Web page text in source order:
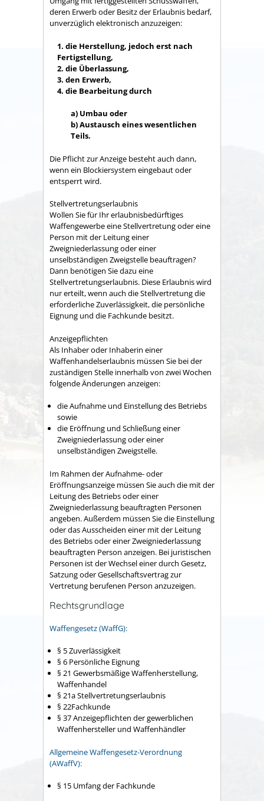
deren Erwerb oder Besitz der Erlaubnis bedarf,
unverzüglich elektronisch anzuzeigen:
1. die Herstellung, jedoch erst nach
Fertigstellung,
2. die Überlassung,
3. den Erwerb,
4. die Bearbeitung durch
a) Umbau oder
b) Austausch eines wesentlichen
Teils.
Die Pflicht zur Anzeige besteht auch dann,
wenn ein Blockiersystem eingebaut oder
entsperrt wird.
Stellvertretungserlaubnis
Wollen Sie für Ihr erlaubnisbedürftiges
Waffengewerbe eine Stellvertretung oder eine
Person mit der Leitung einer
Zweigniederlassung oder einer
unselbständigen Zweigstelle beauftragen?
Dann benötigen Sie dazu eine
Stellvertretungserlaubnis. Diese Erlaubnis wird
nur erteilt, wenn auch die Stellvertretung die
erforderliche Zuverlässigkeit, die persönliche
Eignung und die Fachkunde besitzt.
Anzeigepflichten
Als Inhaber oder Inhaberin einer
Waffenhandelserlaubnis müssen Sie bei der
zuständigen Stelle innerhalb von zwei Wochen
folgende Änderungen anzeigen:
die Aufnahme und Einstellung des Betriebs
sowie
die Eröffnung und Schließung einer
Zweigniederlassung oder einer
unselbständigen Zweigstelle.
Im Rahmen der Aufnahme- oder
Eröffnungsanzeige müssen Sie auch die mit der
Leitung des Betriebs oder einer
Zweigniederlassung beauftragten Personen
angeben. Außerdem müssen Sie die Einstellung
oder das Ausscheiden einer mit der Leitung
des Betriebs oder einer Zweigniederlassung
beauftragten Person anzeigen. Bei juristischen
Personen ist der Wechsel einer durch Gesetz,
Satzung oder Gesellschaftsvertrag zur
Vertretung berufenen Person anzuzeigen.
Rechtsgrundlage
Waffengesetz (WaffG):
§ 5 Zuverlässigkeit
§ 6 Persönliche Eignung
§ 21 Gewerbsmäßige Waffenherstellung,
Waffenhandel
§ 21a Stellvertretungserlaubnis
§ 22Fachkunde
§ 37 Anzeigepflichten der gewerblichen
Waffenhersteller und Waffenhändler
Allgemeine Waffengesetz-Verordnung
(AWaffV):
§ 15 Umfang der Fachkunde